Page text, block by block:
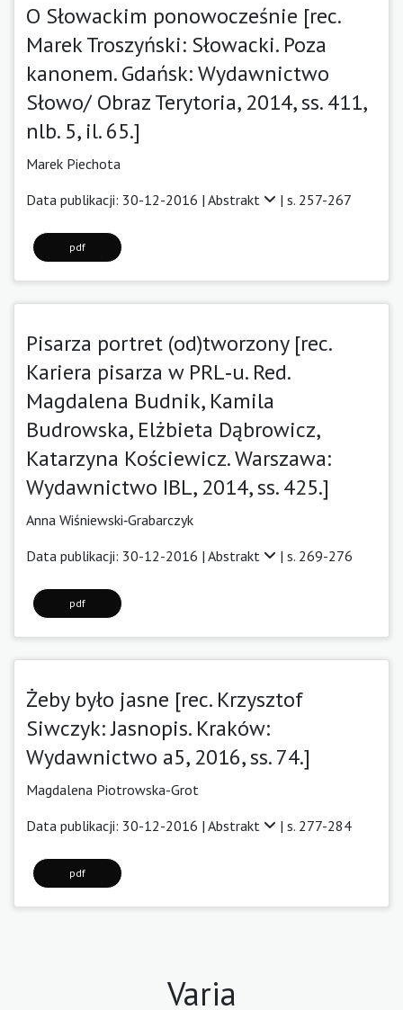
O Słowackim ponowocześnie [rec.
Marek Troszyński: Słowacki. Poza
kanonem. Gdańsk: Wydawnictwo
Słowo/ Obraz Terytoria, 2014, ss. 411,
nlb. 5, il. 65.]
Marek Piechota
Data publikacji: 30-12-2016 | Abstrakt | s. 257-267
pdf
Pisarza portret (od)tworzony [rec.
Kariera pisarza w PRL‑u. Red.
Magdalena Budnik, Kamila
Budrowska, Elżbieta Dąbrowicz,
Katarzyna Kościewicz. Warszawa:
Wydawnictwo IBL, 2014, ss. 425.]
Anna Wiśniewski‑Grabarczyk
Data publikacji: 30-12-2016 | Abstrakt | s. 269-276
pdf
Żeby było jasne [rec. Krzysztof
Siwczyk: Jasnopis. Kraków:
Wydawnictwo a5, 2016, ss. 74.]
Magdalena Piotrowska-Grot
Data publikacji: 30-12-2016 | Abstrakt | s. 277-284
pdf
Varia